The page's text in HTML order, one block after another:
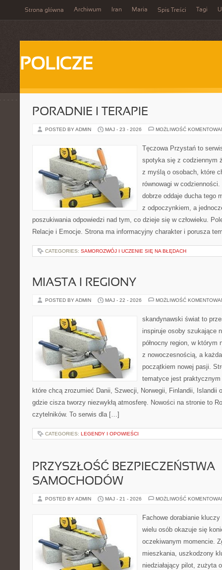
Strona główna Archiwum Iran Maria Spis Treści Tagi
POLICZE
PORADNIE I TERAPIE
POSTED BY ADMIN MAJ - 23 - 2026 MOŻLIWOŚĆ
Tęczowa Przystań to
spotyka się z codziennym
z myślą o osobach, które
równowagi w
dobrze oddaje ducha tego
z odpoczynkiem, a
poszukiwania odpowiedzi nad tym, co dzieje się w człowieku.
Relacje i Emocje. Strona ma informacyjny charakter i porusza
CATEGORIES: SAMOROZWÓJ I UCZENIE SIĘ NA BŁĘDACH
MIASTA I REGIONY
POSTED BY ADMIN MAJ - 22 - 2026 MOŻLIWOŚĆ
skandynawski świat to
inspiruje osoby szukające
północny region, w którym
z nowoczesnością, a
początkiem nowej pasji.
tematyce jest
które chcą zrozumieć Danii, Szwecji, Norwegii, Finlandii, Islandii
gdzie cisza tworzy niezwykłą atmosferę. Nowości na stronie to
czytelników. To serwis dla […]
CATEGORIES: LEGENDY I OPOWIEŚCI
PRZYSZŁOŚĆ BEZPIECZEŃSTWA
SAMOCHODÓW
POSTED BY ADMIN MAJ - 21 - 2026 MOŻLIWOŚĆ
Fachowe dorabianie
wielu osób okazuje się
oczekiwanym momencie.
mieszkania, uszkodzony
niedziałający pilot, zużyta